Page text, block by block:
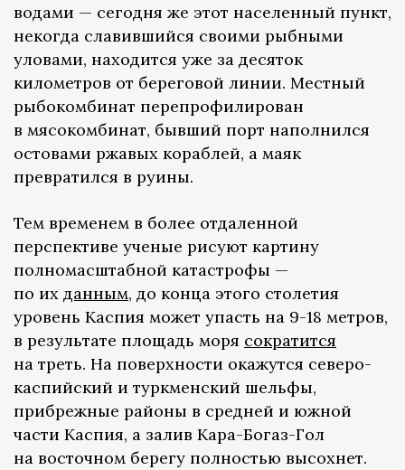
водами — сегодня же этот населенный пункт,
некогда славившийся своими рыбными
уловами, находится уже за десяток
километров от береговой линии. Местный
рыбокомбинат перепрофилирован
в мясокомбинат, бывший порт наполнился
остовами ржавых кораблей, а маяк
превратился в руины.
Тем временем в более отдаленной
перспективе ученые рисуют картину
полномасштабной катастрофы —
по их данным, до конца этого столетия
уровень Каспия может упасть на 9-18 метров,
в результате площадь моря сократится
на треть. На поверхности окажутся северо-
каспийский и туркменский шельфы,
прибрежные районы в средней и южной
части Каспия, а залив Кара-Богаз-Гол
на восточном берегу полностью высохнет.